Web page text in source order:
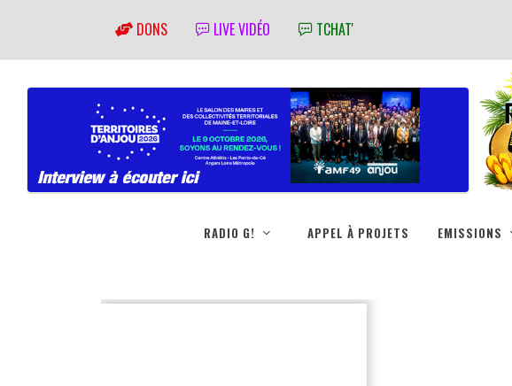
DONS LIVE VIDÉO TCHAT'
RADIO G! APPEL À PROJETS EMISSIONS